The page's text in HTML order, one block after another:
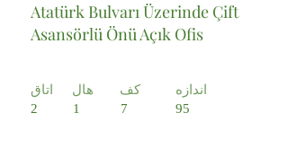
Atatürk Bulvarı Üzerinde Çift
Asansörlü Önü Açık Ofis
اتاق
2
هال
1
کف
7
اندازه
95